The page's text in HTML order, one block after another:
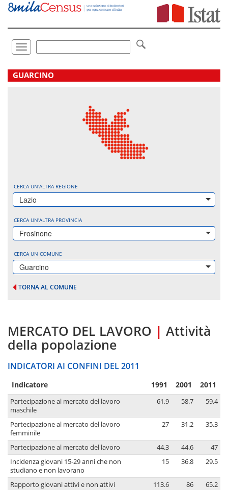
Vai
direttamente
Toggle
navigation
.
GUARCINO
CERCA UN'ALTRA REGIONE
Lazio
CERCA UN'ALTRA PROVINCIA
Frosinone
CERCA UN COMUNE
Guarcino
TORNA AL COMUNE
MERCATO DEL LAVORO | Attività
della popolazione
INDICATORI AI CONFINI DEL 2011
Indicatore 1991 2001 2011
Partecipazione al mercato del lavoro
maschile
61.9 58.7 59.4
Partecipazione al mercato del lavoro
femminile
27 31.2 35.3
Partecipazione al mercato del lavoro 44.3 44.6
47
Incidenza giovani 15-29 anni che non
studiano e non lavorano
15 36.8 29.5
Rapporto giovani attivi e non attivi 113.6 86 65.2